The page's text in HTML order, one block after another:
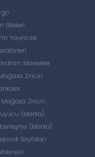
Siteleri
Yayıncılık
Marketler
Zinciri
Zinciri
(Marka)
(Marka)
Sayfaları